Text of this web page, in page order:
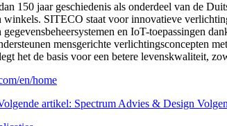
150 jaar geschiedenis als onderdeel van de
winkels. SITECO staat voor innovatieve
en IoT-toepassingen
mensgerichte verlichtingsconcepten
het de basis voor een betere levenskwaliteit,
en/home
artikel: Spectrum Advies & Design